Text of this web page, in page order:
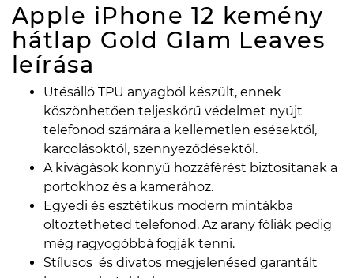
Apple iPhone 12 kemény
hátlap Gold Glam Leaves
leírása
Ütésálló TPU anyagból készült, ennek
köszönhetően teljeskörű védelmet nyújt
telefonod számára a kellemetlen esésektől,
karcolásoktól, szennyeződésektől.
A kivágások könnyű hozzáférést biztosítanak a
portokhoz és a kamerához.
Egyedi és esztétikus modern mintákba
öltöztetheted telefonod. Az arany fóliák pedig
még ragyogóbbá fogják tenni.
Stílusos és divatos megjelenésed garantált